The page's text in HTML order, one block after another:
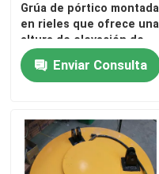
Grúa de pórtico montada
en rieles que ofrece una
altura de elevación de
hasta 100 pies Diseñada
para el movimiento y
Enviar Consulta